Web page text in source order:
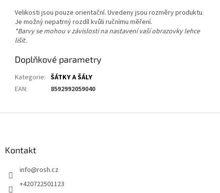
Velikosti jsou pouze orientační. Uvedeny jsou rozměry produktu.
Je možný nepatrný rozdíl kvůli ručnímu měření.
*Barvy se mohou v závislosti na nastavení vaší obrazovky lehce
lišit.
Doplňkové parametry
Kategorie: ŠÁTKY A ŠÁLY
EAN: 8592992059040
Kontakt
info@rosh.cz
+420722501123